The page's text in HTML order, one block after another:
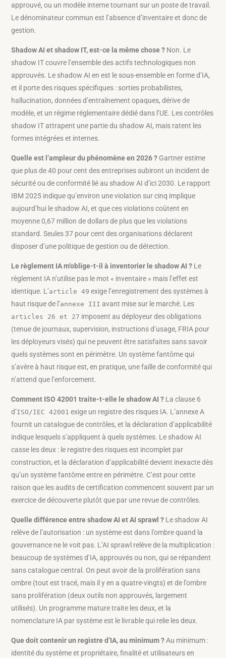
approuvé, ou un modèle interne tournant sur un poste de travail.
Le dénominateur commun est l’absence d’inventaire et donc de
gestion.
Shadow AI et shadow IT, est-ce la même chose ? Non. Le
shadow IT couvre l’ensemble des actifs technologiques non
approuvés. Le shadow AI en est le sous-ensemble en forme d’IA,
et il porte des risques spécifiques : sorties probabilistes,
hallucination, données d’entraînement opaques, dérive de
modèle, et un régime réglementaire dédié dans l’UE. Les contrôles
shadow IT attrapent une partie du shadow AI, mais ratent les
formes intégrées et internes.
Quelle est l’ampleur du phénomène en 2026 ? Gartner estime
que plus de 40 pour cent des entreprises subiront un incident de
sécurité ou de conformité lié au shadow AI d’ici 2030. Le rapport
IBM 2025 indique qu’environ une violation sur cinq implique
aujourd’hui le shadow AI, et que ces violations coûtent en
moyenne 0,67 million de dollars de plus que les violations
standard. Seules 37 pour cent des organisations déclarent
disposer d’une politique de gestion ou de détection.
Le règlement IA m’oblige-t-il à inventorier le shadow AI ? Le
règlement IA n’utilise pas le mot « inventaire » mais l’effet est
identique. L’article 49 exige l’enregistrement des systèmes à
haut risque de l’annexe III avant mise sur le marché. Les
articles 26 et 27 imposent au déployeur des obligations
(tenue de journaux, supervision, instructions d’usage, FRIA pour
les déployeurs visés) qui ne peuvent être satisfaites sans savoir
quels systèmes sont en périmètre. Un système fantôme qui
s’avère à haut risque est, en pratique, une faille de conformité qui
n’attend que l’enforcement.
Comment ISO 42001 traite-t-elle le shadow AI ? La clause 6
d’ISO/IEC 42001 exige un registre des risques IA. L’annexe A
fournit un catalogue de contrôles, et la déclaration d’applicabilité
indique lesquels s’appliquent à quels systèmes. Le shadow AI
casse les deux : le registre des risques est incomplet par
construction, et la déclaration d’applicabilité devient inexacte dès
qu’un système fantôme entre en périmètre. C’est pour cette
raison que les audits de certification commencent souvent par un
exercice de découverte plutôt que par une revue de contrôles.
Quelle différence entre shadow AI et AI sprawl ? Le shadow AI
relève de l’autorisation : un système est dans l’ombre quand la
gouvernance ne le voit pas. L’AI sprawl relève de la multiplication :
beaucoup de systèmes d’IA, approuvés ou non, qui se répandent
sans catalogue central. On peut avoir de la prolifération sans
ombre (tout est tracé, mais il y en a quatre-vingts) et de l’ombre
sans prolifération (deux outils non approuvés, largement
utilisés). Un programme mature traite les deux, et la
nomenclature IA par système est le livrable qui relie les deux.
Que doit contenir un registre d’IA, au minimum ?Au minimum :
identité du système et propriétaire, finalité et utilisateurs en